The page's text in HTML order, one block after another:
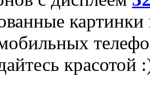
картинки
красотой